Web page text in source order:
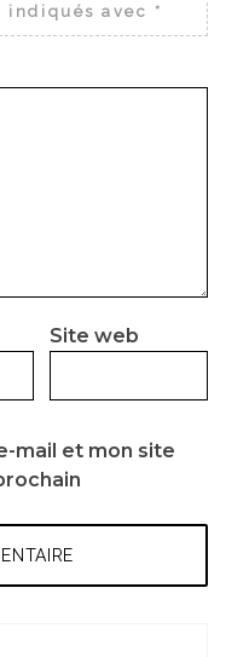
indiqués avec *
Site web
mail et mon site